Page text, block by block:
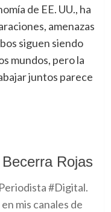
de EE. UU., ha
amenazas
siguen siendo
mundos, pero la
juntos parece
Rojas
#Digital.
mis canales de